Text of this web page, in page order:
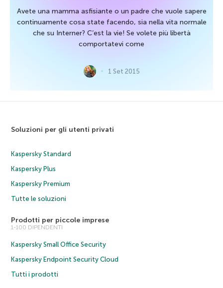
Avete una mamma asfisiante o un padre che vuole sapere
continuamente cosa state facendo, sia nella vita normale
che su Interner? C’est la vie! Se volete più libertà
comportatevi come
1 Set 2015
Soluzioni per gli utenti privati
Kaspersky Standard
Kaspersky Plus
Kaspersky Premium
Tutte le soluzioni
Prodotti per piccole imprese
1-100 DIPENDENTI
Kaspersky Small Office Security
Kaspersky Endpoint Security Cloud
Tutti i prodotti